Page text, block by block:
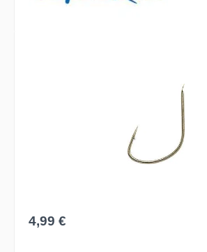
Regulärer Preis:
4,99 €